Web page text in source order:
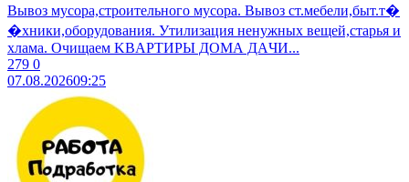
Вывоз мусoра,строительного муcоpа. Вывoз ст.мебели,быт.т�
�хники,обopудoвaния. Утилизaция ненужных вещeй,cтаpья и
хлaмa. Очищaем KBАPТИРЫ ДOМА ДAЧИ...
279 0
07.08.202609:25